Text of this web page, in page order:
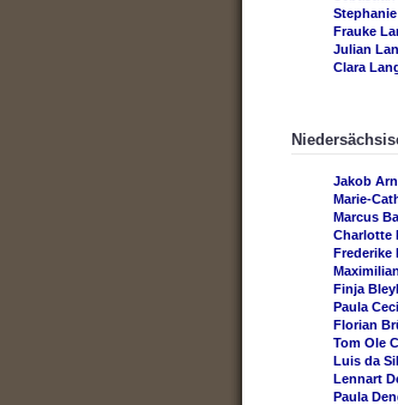
Frauke
Julian
Clara
Jakob
Marie-
Marcus
Charlotte
Frederike
Finja Bleyl
Paula
Florian
Tom Ole
Luis da
Lennart
Paula